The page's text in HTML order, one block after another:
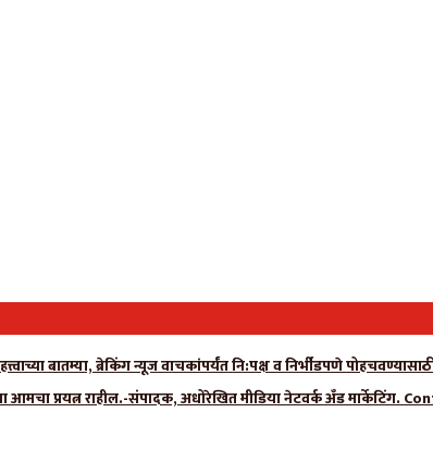
बातम्या, ब्रेकिंग न्यूज वाचकांपर्यंत नि:पक्ष व निर्भीडपणे
आमचा प्रयत्न राहील.-संपादक, अधोरेखित मीडिया नेटवर्क अँड मार्केटिंग.